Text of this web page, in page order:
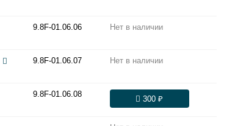
9.8F-01.06.06 Нет в наличии
9.8F-01.06.07 Нет в наличии
9.8F-01.06.08
300 ₽